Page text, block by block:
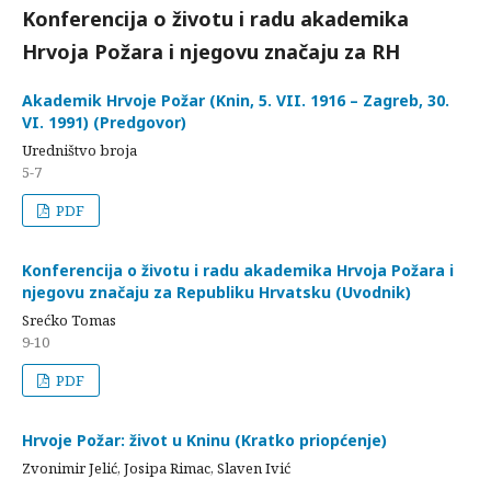
Konferencija o životu i radu akademika
Hrvoja Požara i njegovu značaju za RH
Akademik Hrvoje Požar (Knin, 5. VII. 1916 – Zagreb, 30.
VI. 1991) (Predgovor)
Uredništvo broja
5-7
PDF
Konferencija o životu i radu akademika Hrvoja Požara i
njegovu značaju za Republiku Hrvatsku (Uvodnik)
Srećko Tomas
9-10
PDF
Hrvoje Požar: život u Kninu (Kratko priopćenje)
Zvonimir Jelić, Josipa Rimac, Slaven Ivić